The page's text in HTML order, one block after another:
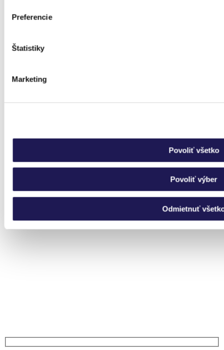
Preferencie
Štatistiky
Marketing
Povoliť všetko
Povoliť výber
Odmietnuť